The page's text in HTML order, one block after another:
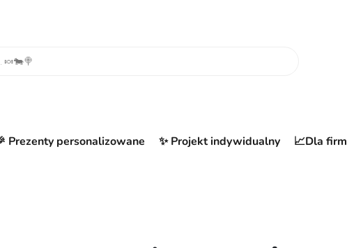
Prezenty personalizowane ✨ Projekt indywidualny 📈Dla firm